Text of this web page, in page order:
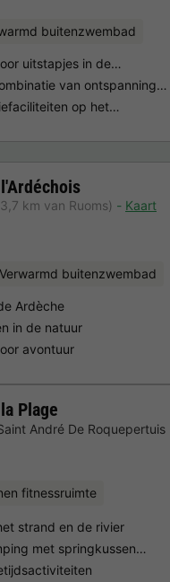
buitenzwembad
uitstapjes in de…
van ontspanning…
op het…
km van Ruoms) Kaart
Verwarmd buitenzwembad
Ardèche
in de natuur
avontuur
Plage
André De Roquepertuis
fitnessruimte
strand en de rivier
met springkussen…